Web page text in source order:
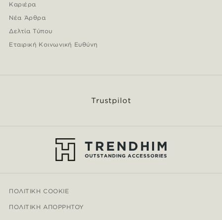
Καριέρα
Νέα Άρθρα
Δελτία Τύπου
Εταιρική Κοινωνική Ευθύνη
Trustpilot
ΠΟΛΙΤΙΚΉ COOKIE
ΠΟΛΙΤΙΚΉ ΑΠΟΡΡΉΤΟΥ